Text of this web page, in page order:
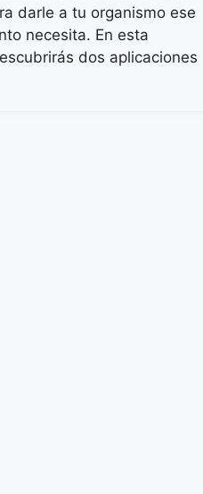
darle a tu organismo ese
necesita. En esta
dos aplicaciones